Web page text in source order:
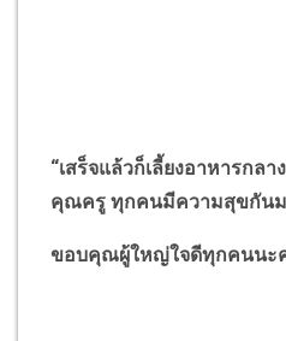
“เสร็จแล้วก็เลี้ยงอาหารกล
คุณครู ทุกคนมีความสุขกันม
ขอบคุณผู้ใหญ่ใจดีทุกคนนะ